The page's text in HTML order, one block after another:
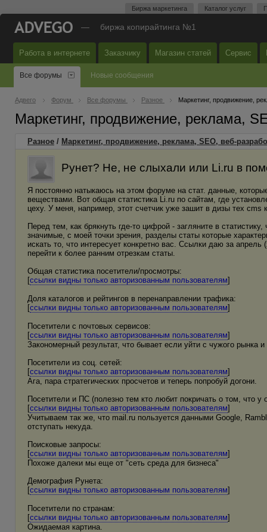
Биржа маркетинга Каталог услуг
— биржа копирайтинга №1
Работа в интернете Заказчику Магазин статей Сервис
Все форумы Новые сообщения
Адвего Форум Все форумы Разное Маркетинг, продвижение,
Маркетинг, продвижение, реклама,
Разное / Маркетинг, продвижение, реклама, SEO, веб-
Рунет? Не, не слыхали или Li.ru в
Я постоянно натыкаюсь на этом форуме на стат. данные,
веществами. Вот общая статистика Li.ru по сайтам, где
цеху. У меня, например, этот счетчик уже зашит в дизы тех
Перед тем, как брякнуть где-то цифрой - загляните в
значимые, с моей точки зрения, разделы статы которые
искать то, что интересует конкретно вас. Ссылки даю за
перейти к более ранним отрезкам статы.
Общая статистика посетители/просмотры:
[ссылки видны только авторизованным пользователям]
Доля каталогов и рейтингов в перенаправлении трафика:
[ссылки видны только авторизованным пользователям]
Посетители с почтовых сервисов:
[ссылки видны только авторизованным пользователям]
Закономерный результат, что бывает если уйти с чужого рынка
Посетители из соц. сетей:
[ссылки видны только авторизованным пользователям]
Ага, пара стратегических просчетов и теперь попробуй догони.
Посетители и ПС (полезно тем кто любит покричать о том, что
[ссылки видны только авторизованным пользователям]
Учитываем так же, что mail.ru пользуется данными Google,
отступать некуда.
Поисковые запросы:
[ссылки видны только авторизованным пользователям]
Похоже далеки мы еще от "сеть среда для бизнеса"
Демография Рунета:
[ссылки видны только авторизованным пользователям]
Посетители по странам:
[ссылки видны только авторизованным пользователям]
Ожидаемая картина.